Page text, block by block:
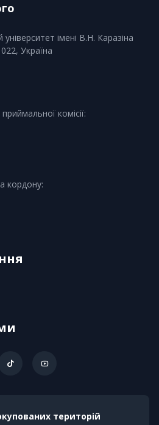
імені В.Н. Каразіна
Україна
комісії:
кордону:
територій